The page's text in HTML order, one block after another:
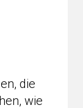
die
wie